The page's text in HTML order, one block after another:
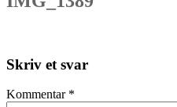
Skriv et svar
Kommentar *